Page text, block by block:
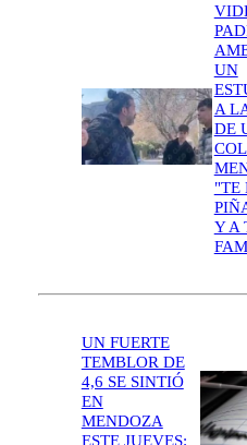
UN
A
DE
"TE
Y A
UN FUERTE
TEMBLOR DE
4,6 SE SINTIÓ
EN
MENDOZA
ESTE JUEVES: